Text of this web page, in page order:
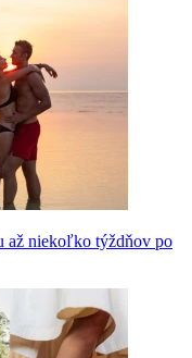
až niekoľko týždňov po